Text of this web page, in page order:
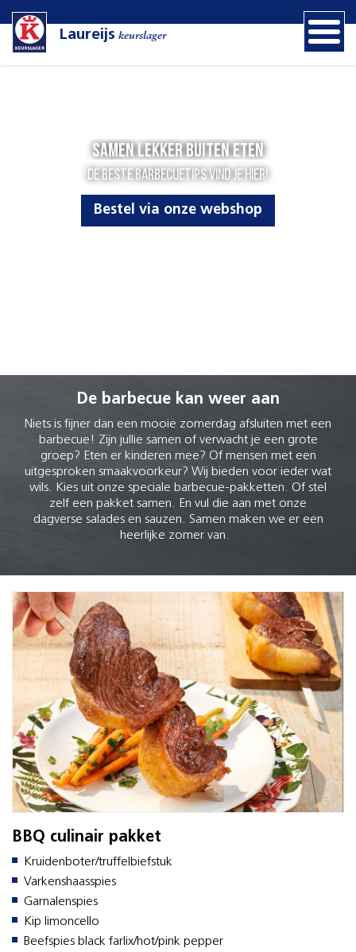
Laureijs keurslager
Samen lekker buiten eten
De beste barbecuetips vind je hier!
Bestel via onze webshop
De barbecue kan weer aan
Niets is fijner dan een mooie zomerdag afsluiten met een
barbecue! Zijn jullie samen of verwacht je een grote
groep? Eten er kinderen mee? Of mensen met een
uitgesproken smaakvoorkeur? Wij bieden voor ieder wat
wils. Kies uit onze speciale barbecue-pakketten. Of stel
zelf een pakket samen. En vul die aan met onze
dagverse salades en sauzen. Samen maken we er een
heerlijke zomer van.
BBQ culinair pakket
Kruidenboter/truffelbiefstuk
Varkenshaasspies
Garnalenspies
Kip limoncello
Beefspies black farlix/hot/pink pepper